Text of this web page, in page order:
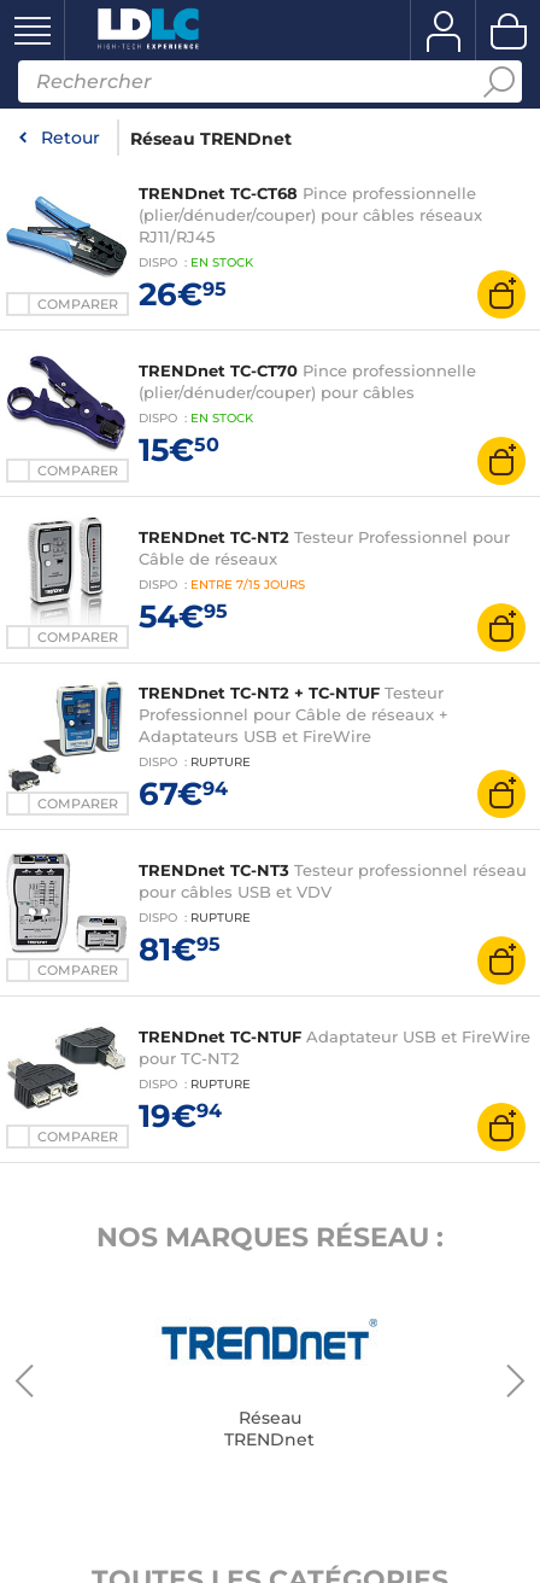
Retour Réseau TRENDnet
COMPARER
TRENDnet TC-CT68 Pince professionnelle
(plier/dénuder/couper) pour câbles réseaux
RJ11/RJ45
DISPO : EN STOCK
26€95
COMPARER
TRENDnet TC-CT70 Pince professionnelle
(plier/dénuder/couper) pour câbles
DISPO : EN STOCK
15€50
COMPARER
TRENDnet TC-NT2 Testeur Professionnel pour
Câble de réseaux
DISPO : ENTRE 7/15 JOURS
54€95
COMPARER
TRENDnet TC-NT2 + TC-NTUF Testeur
Professionnel pour Câble de réseaux +
Adaptateurs USB et FireWire
DISPO : RUPTURE
67€94
COMPARER
TRENDnet TC-NT3 Testeur professionnel réseau
pour câbles USB et VDV
DISPO : RUPTURE
81€95
COMPARER
TRENDnet TC-NTUF Adaptateur USB et FireWire
pour TC-NT2
DISPO : RUPTURE
19€94
NOS MARQUES RÉSEAU :
Réseau
TRENDnet